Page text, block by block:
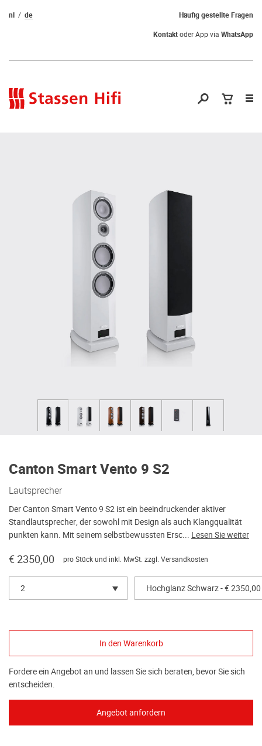
Häufig gestellte Fragen
nl
de
Kontaktoder App via WhatsApp
Canton Smart Vento 9 S2
Lautsprecher
Der Canton Smart Vento 9 S2 ist ein beeindruckender aktiver
Standlautsprecher, der sowohl mit Design als auch Klangqualität
punkten kann. Mit seinem selbstbewussten Ersc... Lesen Sie weiter
€ 2350,00 pro Stück und inkl. MwSt. zzgl. Versandkosten
2 Hochglanz Schwarz - € 2350,00
Fordere ein Angebot an und lassen Sie sich beraten, bevor Sie sich
entscheiden.